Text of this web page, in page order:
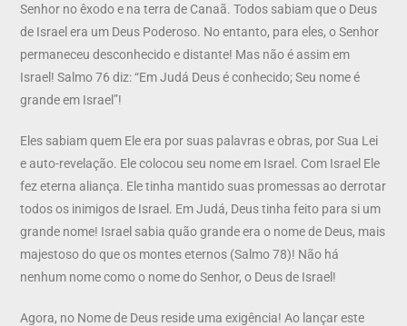
Senhor no êxodo e na terra de Canaã. Todos sabiam que o Deus
de Israel era um Deus Poderoso. No entanto, para eles, o Senhor
permaneceu desconhecido e distante! Mas não é assim em
Israel! Salmo 76 diz: “Em Judá Deus é conhecido; Seu nome é
grande em Israel”!
Eles sabiam quem Ele era por suas palavras e obras, por Sua Lei
e auto-revelação. Ele colocou seu nome em Israel. Com Israel Ele
fez eterna aliança. Ele tinha mantido suas promessas ao derrotar
todos os inimigos de Israel. Em Judá, Deus tinha feito para si um
grande nome! Israel sabia quão grande era o nome de Deus, mais
majestoso do que os montes eternos (Salmo 78)! Não há
nenhum nome como o nome do Senhor, o Deus de Israel!
Agora, no Nome de Deus reside uma exigência! Ao lançar este